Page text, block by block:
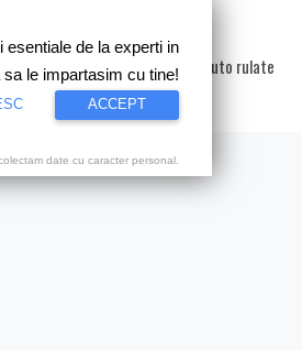
speciale Video Auto rulate
de la experti in
le impartasim cu tine!
ACCEPT
date cu caracter personal.